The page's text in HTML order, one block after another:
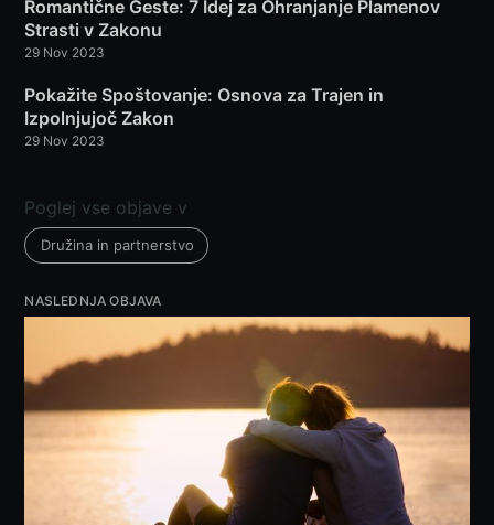
Romantične Geste: 7 Idej za Ohranjanje Plamenov
Strasti v Zakonu
29 Nov 2023
Pokažite Spoštovanje: Osnova za Trajen in
Izpolnjujoč Zakon
29 Nov 2023
Poglej vse objave v
Družina in partnerstvo
NASLEDNJA OBJAVA